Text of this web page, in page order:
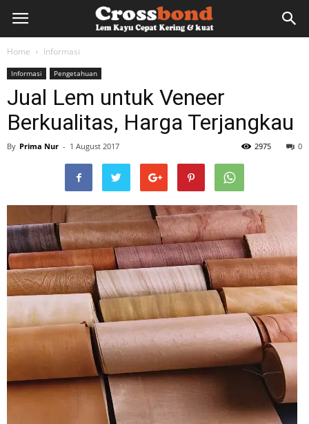
lemkayu.net
HPL,
Vinyl
Home Informasi
Informasi Pengetahuan
Jual Lem untuk Veneer
Berkualitas, Harga Terjangkau
By Prima Nur - 1 August 2017 0
2975